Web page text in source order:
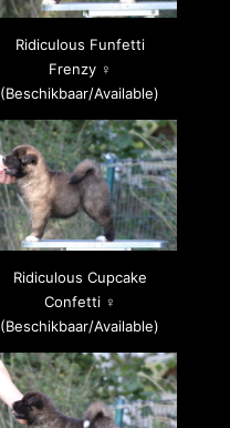
Ridiculous Funfetti
Frenzy ♀
(Beschikbaar/Available)
Ridiculous Cupcake
Confetti ♀
(Beschikbaar/Available)